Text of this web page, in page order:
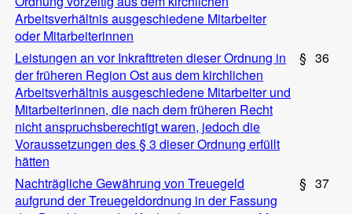
Arbeitsverhältnis ausgeschiedene Mitarbeiter
oder Mitarbeiterinnen
Leistungen an vor Inkrafttreten dieser Ordnung in
der früheren Region Ost aus dem kirchlichen
Arbeitsverhältnis ausgeschiedene Mitarbeiter und
Mitarbeiterinnen, die nach dem früheren Recht
nicht anspruchsberechtigt waren, jedoch die
Voraussetzungen des § 3 dieser Ordnung erfüllt
hätten
§ 36
Nachträgliche Gewährung von Treuegeld
aufgrund der Treuegeldordnung in der Fassung
§ 37